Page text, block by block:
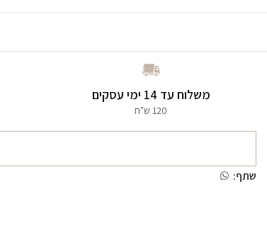
משלוח עד 14 ימי עסקים
120 ש"ח
שתף: